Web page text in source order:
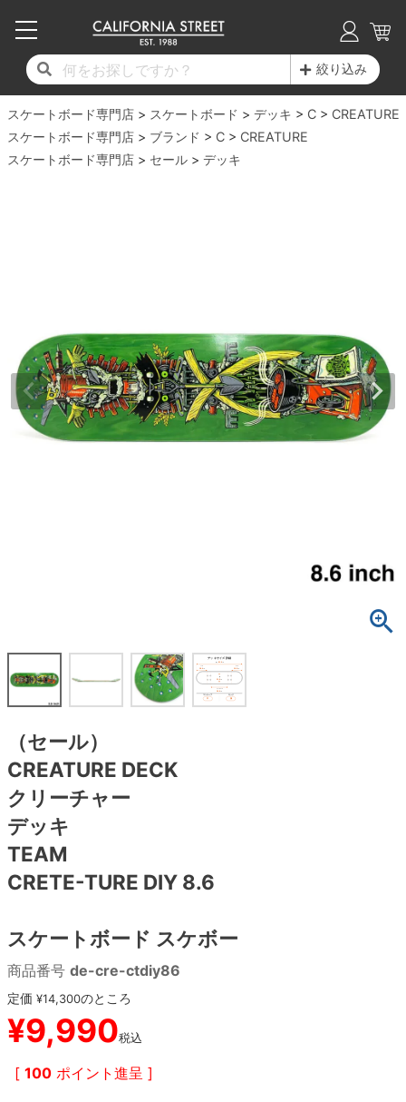
絞り込み
スケートボード専門店 スケートボード デッキ C
CREATURE
スケートボード専門店
ブランド C
CREATURE
スケートボード専門店
セール デッキ
（セール）
CREATURE DECK
クリーチャー
デッキ
TEAM
CRETE-TURE DIY 8.6
スケートボード スケボー
商品番号 de-cre-ctdiy86
定価 ¥14,300のところ
¥9,990税込
[ 100 ポイント進呈 ]
17時までのご注文は当日発送！
11,000円以上で送料無料！
毎月1日はポイント5倍！10日と20日は3倍！
コンプリートセット（完成品）
17時までのご注文は当日発送！
11,000円以上で送料無料！
毎月1日はポイント5倍！10日と20日は3倍！
デッキ新着一覧
子供用デッキ
7.0inch以下
7.2inch
7.7inch
7.8inch
7.9inch
8.4inch
8.6inch
8.7inch
8.8inch
9.0inch以上
シェイプデッキ
高性能デッキ
17時までのご注文は当日発送！
11,000円以上で送料無料！
毎月1日はポイント5倍！10日と20日は3倍！
トラック新着一覧
7.0inch以下
7.2inch
7.3inch
7.8inch
7.9inch
8.0inch
8.5inch
8.7inch
8.8inch
8.9inch
17時までのご注文は当日発送！
11,000円以上で送料無料！
毎月1日はポイント5倍！10日と20日は3倍！
ウィール新着一覧
50mm
51mm
52mm
56mm
57mm
58mm
64mm
70mm
72mm
75mm
ボーンズ XF（エックスフォーミュラ）
ボーンズ STF（エスティーエフ）
ベアリング
デッキテープ
ボルト
スケートケース・バッグ
17時までのご注文は当日発送！
11,000円以上で送料無料！
毎月1日はポイント5倍！10日と20日は3倍！
シューズ新着一覧
20cm
21cm
22cm
24cm
24.5cm
25cm
27.5cm
28.5cm
29cm
29.5cm
インソール
シューレース・その他
17時までのご注文は当日発送！
11,000円以上で送料無料！
毎月1日はポイント5倍！10日と20日は3倍！
Tシャツ
トレーナー・セーター
パンツ
ショーツ
ソックス
サイズの測り方
17時までのご注文は当日発送！
11,000円以上で送料無料！
毎月1日はポイント5倍！10日と20日は3倍！
最新ブログ一覧
17時までのご注文は当日発送！
11,000円以上で送料無料！
毎月1日はポイント5倍！10日と20日は3倍！
初心者の方へ
ブランド紹介
INFO
スケートパーク情報
17時までのご注文は当日発送！
11,000円以上で送料無料！
毎月1日はポイント5倍！10日と20日は3倍！
店舗情報
求人情報
プライバシーポリシー
特定商取引法に基づく表記